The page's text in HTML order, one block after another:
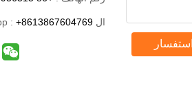
ال WhatsApp : +8613867604769